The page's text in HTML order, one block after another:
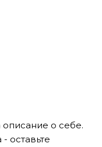
о себе.
оставьте